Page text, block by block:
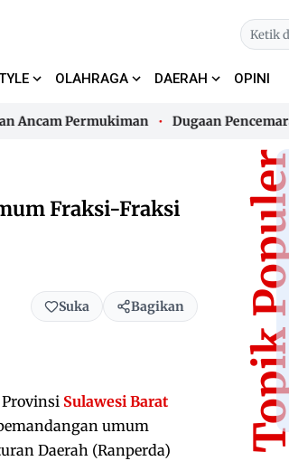
OLAHRAGA DAERAH OPINI
Permukiman Dugaan Pencemaran
Dugaan Pencemaran
Fraksi-Fraksi
Suka Bagikan
Provinsi Sulawesi Barat
umum
Daerah (Ranperda)
Topik